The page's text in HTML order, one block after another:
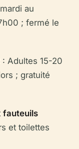
au
; fermé le
: Adultes 15-20
; gratuité
fauteuils
et toilettes